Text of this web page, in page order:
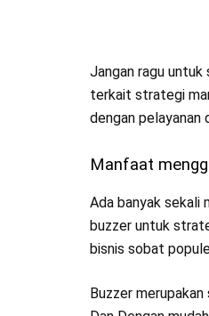
Jangan ragu
terkait strategi
dengan pelayanan
Manfaat
Ada banyak sekali
buzzer untuk
bisnis sobat
Buzzer